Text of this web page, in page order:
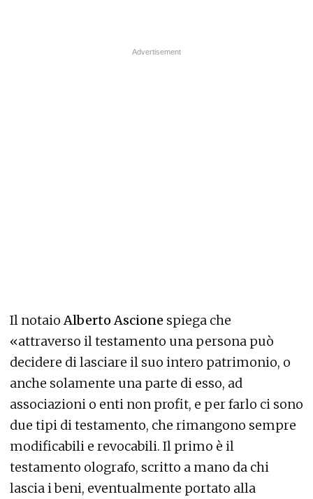
Il notaioAlberto Ascione spiega che
«attraverso il testamento una persona può
decidere di lasciare il suo intero patrimonio, o
anche solamente una parte di esso, ad
associazioni o enti non profit, e per farlo ci sono
due tipi di testamento, che rimangono sempre
modificabili e revocabili. Il primo è il
testamento olografo, scritto a mano da chi
lascia i beni, eventualmente portato alla